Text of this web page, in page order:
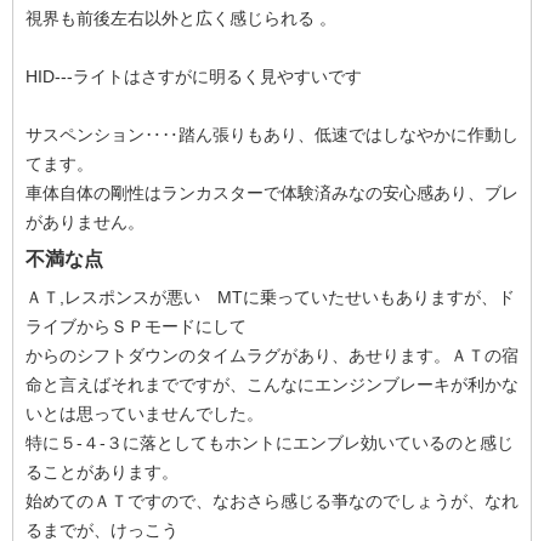
視界も前後左右以外と広く感じられる 。
HID---ライトはさすがに明るく見やすいです
サスペンション‥‥踏ん張りもあり、低速ではしなやかに作動し
てます。
車体自体の剛性はランカスターで体験済みなの安心感あり、ブレ
がありません。
不満な点
ＡＴ,レスポンスが悪い MTに乗っていたせいもありますが、ド
ライブからＳＰモードにして
からのシフトダウンのタイムラグがあり、あせります。ＡＴの宿
命と言えばそれまでですが、こんなにエンジンブレーキが利かな
いとは思っていませんでした。
特に５-４-３に落としてもホントにエンブレ効いているのと感じ
ることがあります。
始めてのＡＴですので、なおさら感じる亊なのでしょうが、なれ
るまでが、けっこう